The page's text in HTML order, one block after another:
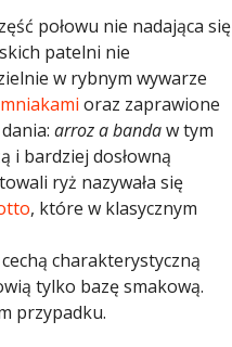
połowu nie nadająca się
patelni nie
w rybnym wywarze
oraz zaprawione
arroz a bandaw tym
i bardziej dosłowną
ryż nazywała się
, które w klasycznym
charakterystyczną
tylko bazę smakową.
przypadku.